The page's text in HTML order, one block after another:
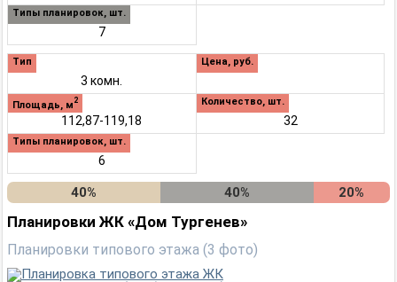
Типы планировок, шт.
7
Тип
3 комн.
Цена, руб.
Площадь, м 2
112,87-119,18
Количество, шт.
32
Типы планировок, шт.
6
40% 40% 20%
Планировки ЖК «Дом Тургенев»
Планировки типового этажа (3 фото)